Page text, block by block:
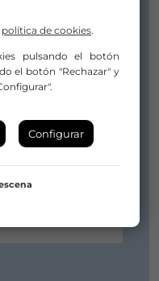
política de cookies.
pulsando el botón
el botón "Rechazar" y
Configurar